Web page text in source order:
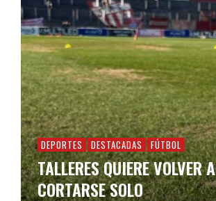
DEPORTES DESTACADAS FÚTBOL
TALLERES QUIERE VOLVER A
CORTARSE SOLO